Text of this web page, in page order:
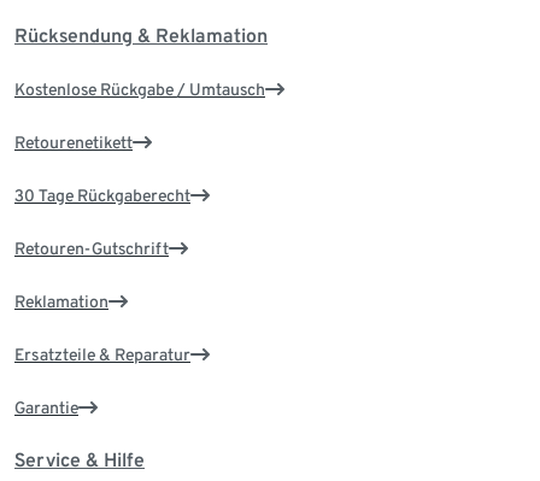
Rücksendung & Reklamation
Kostenlose Rückgabe / Umtausch
Retourenetikett
30 Tage Rückgaberecht
Retouren-Gutschrift
Reklamation
Ersatzteile & Reparatur
Garantie
Service & Hilfe